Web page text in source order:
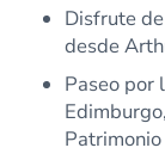
Disfrute
desde
Paseo por